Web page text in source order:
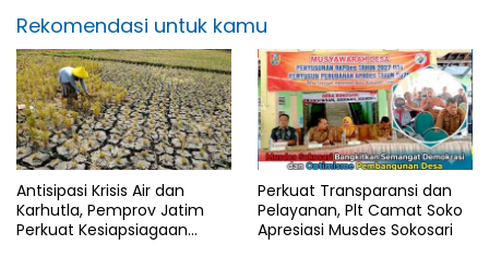
Rekomendasi untuk kamu
Antisipasi Krisis Air dan
Karhutla, Pemprov Jatim
Perkuat Kesiapsiagaan
Perkuat Transparansi dan
Pelayanan, Plt Camat Soko
Apresiasi Musdes Sokosari